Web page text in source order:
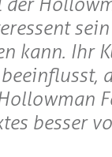
kann. Ihr
besser